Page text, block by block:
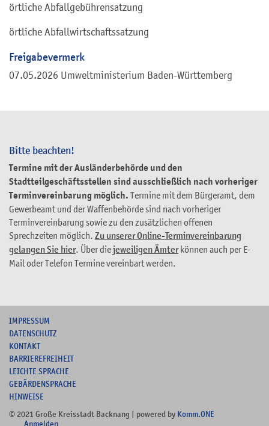
Bitte beachten!
Termine mit der Ausländerbehörde und den
Stadtteilgeschäftsstellen sind ausschließlich nach vorheriger
Terminvereinbarung möglich. Termine mit dem Bürgeramt, dem
Gewerbeamt und der Waffenbehörde sind nach vorheriger
Terminvereinbarung sowie zu den zusätzlichen offenen
Sprechzeiten möglich. Zu unserer Online-Terminvereinbarung
gelangen Sie hier. Über diejeweiligen Ämterkönnen auch per E-
Mail oder Telefon Termine vereinbart werden.
örtliche Abfallgebührensatzung
örtliche Abfallwirtschaftssatzung
Freigabevermerk
07.05.2026 Umweltministerium Baden-Württemberg
IMPRESSUM
DATENSCHUTZ
KONTAKT
BARRIEREFREIHEIT
LEICHTE SPRACHE
GEBÄRDENSPRACHE
HINWEISE
© 2021 Große Kreisstadt Backnang | powered by Komm.ONE
Anmelden